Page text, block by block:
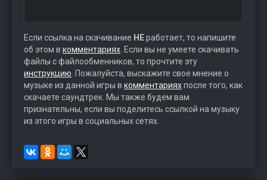
Если ссылка на скачивание НЕработает, то напишите
об этом в комментариях . Если вы не умеете скачивать
файлы с файлообменников, то прочтите эту
инструкцию . Пожалуйста, выскажите свое мнение о
музыке из данной игры в комментарияхпосле того, как
скачаете саундтрек. Мы также будем вам
признательны, если вы поделитесь ссылкой на музыку
из этого игры в социальных сетях.